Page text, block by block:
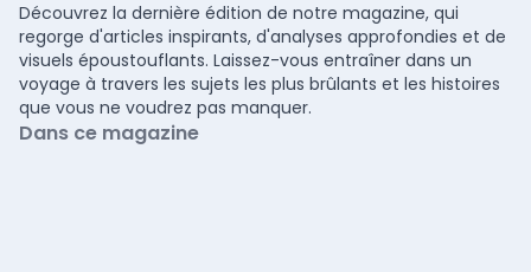
Découvrez la dernière édition de notre magazine, qui
regorge d'articles inspirants, d'analyses approfondies et de
visuels époustouflants. Laissez-vous entraîner dans un
voyage à travers les sujets les plus brûlants et les histoires
que vous ne voudrez pas manquer.
Dans ce magazine